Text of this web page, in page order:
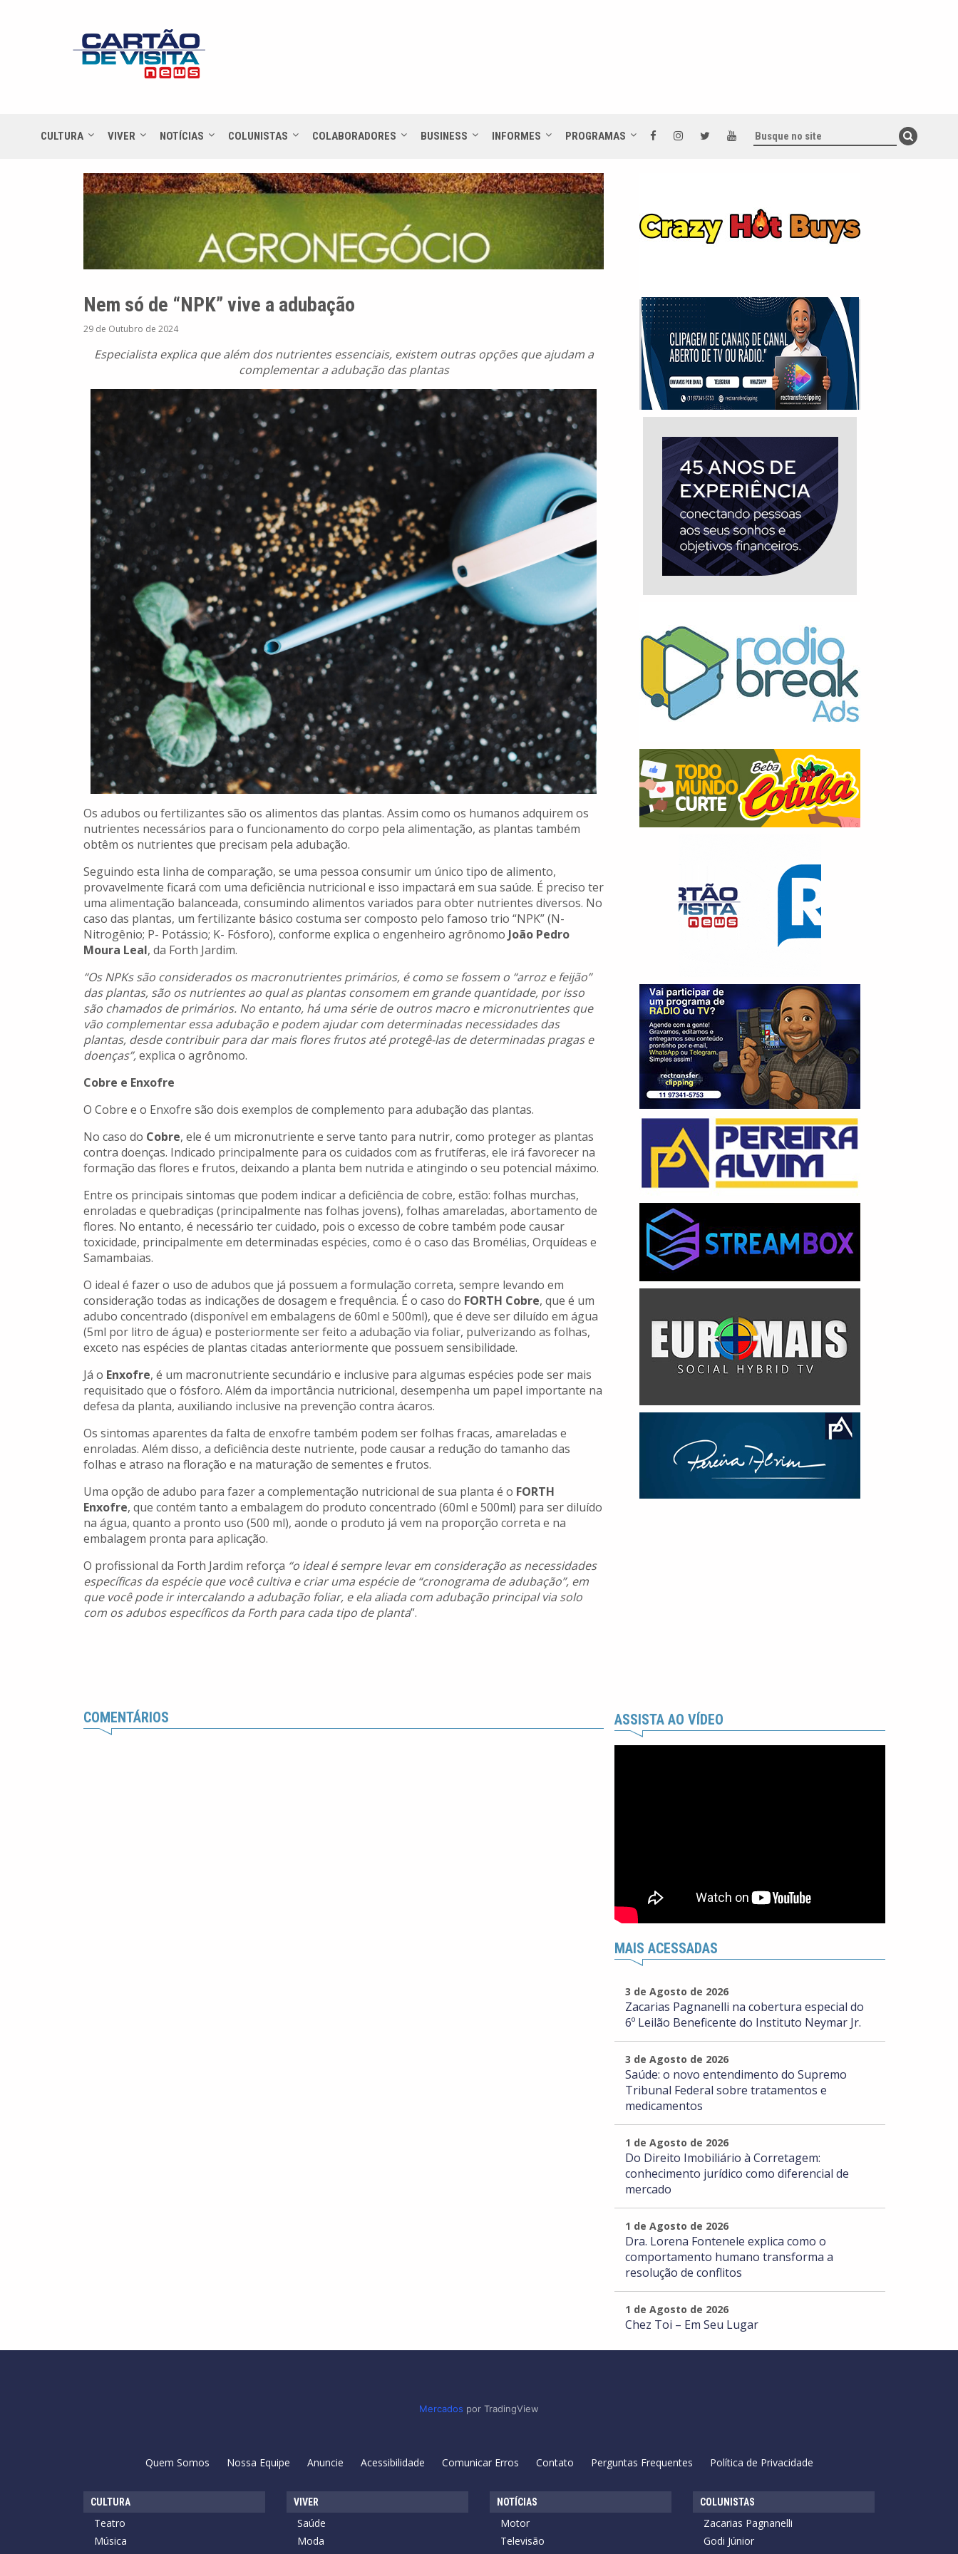
CULTURA VIVER NOTÍCIAS COLUNISTAS COLABORADORES BUSINESS INFORMES PROGRAMAS
Nem só de “NPK” vive a adubação
29 de Outubro de 2024
Especialista explica que além dos nutrientes essenciais, existem outras opções que ajudam a
complementar a adubação das plantas
Os adubos ou fertilizantes são os alimentos das plantas. Assim como os humanos adquirem os
nutrientes necessários para o funcionamento do corpo pela alimentação, as plantas também
obtêm os nutrientes que precisam pela adubação.
Seguindo esta linha de comparação, se uma pessoa consumir um único tipo de alimento,
provavelmente ficará com uma deficiência nutricional e isso impactará em sua saúde. É preciso ter
uma alimentação balanceada, consumindo alimentos variados para obter nutrientes diversos. No
caso das plantas, um fertilizante básico costuma ser composto pelo famoso trio “NPK” (N-
Nitrogênio; P- Potássio; K- Fósforo), conforme explica o engenheiro agrônomo João Pedro
Moura Leal, da Forth Jardim.
“Os NPKs são considerados os macronutrientes primários, é como se fossem o “arroz e feijão”
das plantas, são os nutrientes ao qual as plantas consomem em grande quantidade, por isso
são chamados de primários. No entanto, há uma série de outros macro e micronutrientes que
vão complementar essa adubação e podem ajudar com determinadas necessidades das
plantas, desde contribuir para dar mais flores frutos até protegê-las de determinadas pragas e
doenças”,explica o agrônomo.
Cobre e Enxofre
O Cobre e o Enxofre são dois exemplos de complemento para adubação das plantas.
No caso do Cobre, ele é um micronutriente e serve tanto para nutrir, como proteger as plantas
contra doenças. Indicado principalmente para os cuidados com as frutíferas, ele irá favorecer na
formação das flores e frutos, deixando a planta bem nutrida e atingindo o seu potencial máximo.
Entre os principais sintomas que podem indicar a deficiência de cobre, estão: folhas murchas,
enroladas e quebradiças (principalmente nas folhas jovens), folhas amareladas, abortamento de
flores. No entanto, é necessário ter cuidado, pois o excesso de cobre também pode causar
toxicidade, principalmente em determinadas espécies, como é o caso das Bromélias, Orquídeas e
Samambaias.
O ideal é fazer o uso de adubos que já possuem a formulação correta, sempre levando em
consideração todas as indicações de dosagem e frequência. É o caso do FORTH Cobre, que é um
adubo concentrado (disponível em embalagens de 60ml e 500ml), que é deve ser diluído em água
(5ml por litro de água) e posteriormente ser feito a adubação via foliar, pulverizando as folhas,
exceto nas espécies de plantas citadas anteriormente que possuem sensibilidade.
Já o Enxofre, é um macronutriente secundário e inclusive para algumas espécies pode ser mais
requisitado que o fósforo. Além da importância nutricional, desempenha um papel importante na
defesa da planta, auxiliando inclusive na prevenção contra ácaros.
Os sintomas aparentes da falta de enxofre também podem ser folhas fracas, amareladas e
enroladas. Além disso, a deficiência deste nutriente, pode causar a redução do tamanho das
folhas e atraso na floração e na maturação de sementes e frutos.
Uma opção de adubo para fazer a complementação nutricional de sua planta é o FORTH
Enxofre, que contém tanto a embalagem do produto concentrado (60ml e 500ml) para ser diluído
na água, quanto a pronto uso (500 ml), aonde o produto já vem na proporção correta e na
embalagem pronta para aplicação.
O profissional da Forth Jardim reforça “o ideal é sempre levar em consideração as necessidades
específicas da espécie que você cultiva e criar uma espécie de “cronograma de adubação”, em
que você pode ir intercalando a adubação foliar, e ela aliada com adubação principal via solo
com os adubos específicos da Forth para cada tipo de planta”.
COMENTÁRIOS ASSISTA AO VÍDEO
MAIS ACESSADAS
3 de Agosto de 2026
Zacarias Pagnanelli na cobertura especial do
6º Leilão Beneficente do Instituto Neymar Jr.
3 de Agosto de 2026
Saúde: o novo entendimento do Supremo
Tribunal Federal sobre tratamentos e
medicamentos
1 de Agosto de 2026
Do Direito Imobiliário à Corretagem:
conhecimento jurídico como diferencial de
mercado
1 de Agosto de 2026
Dra. Lorena Fontenele explica como o
comportamento humano transforma a
resolução de conflitos
1 de Agosto de 2026
Chez Toi – Em Seu Lugar
Mercados por TradingView
Quem Somos Nossa Equipe Anuncie Acessibilidade Comunicar Erros Contato Perguntas Frequentes Política de Privacidade
CULTURA
Teatro
Música
VIVER
Saúde
Moda
NOTÍCIAS
Motor
Televisão
COLUNISTAS
Zacarias Pagnanelli
Godi Júnior